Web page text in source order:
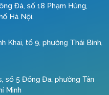
Đà, số 18 Phạm Hùng,
Hà Nội.
Khai, tổ 9, phường Thái Bình,
số 5 Đống Đa, phường Tân
Minh